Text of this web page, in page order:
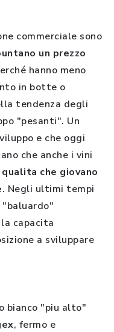
commerciale sono
un prezzo
hanno meno
in botte o
tendenza degli
"pesanti". Un
e che oggi
che anche i vini
che giovano
. Negli ultimi tempi
capacita
a sviluppare
bianco "piu alto"
, fermo e